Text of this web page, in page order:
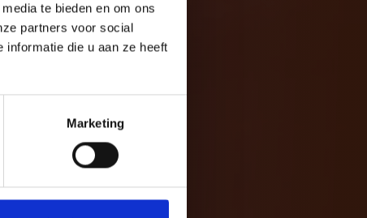
te bieden en om ons
partners voor social
informatie die u aan ze heeft
Marketing